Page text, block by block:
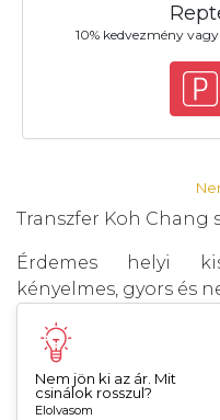
10% kedvezmény
Transzfer Koh Chang
Érdemes helyi
kényelmes, gyors és
Nem jön ki az ár. Mit
csinálok rosszul?
Elolvasom